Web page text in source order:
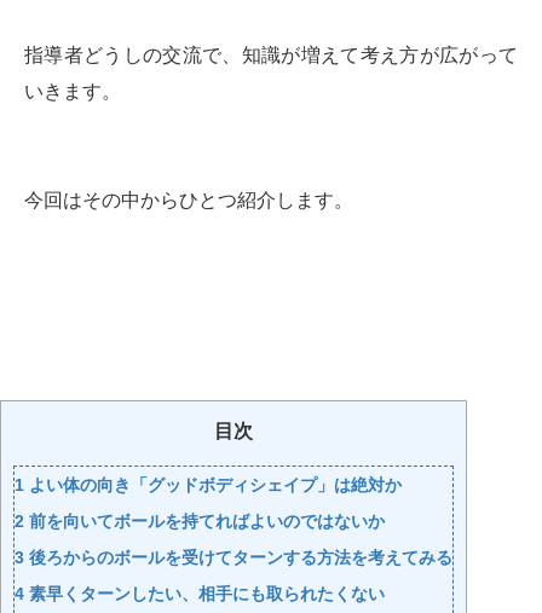
指導者どうしの交流で、知識が増えて考え方が広がって
いきます。
今回はその中からひとつ紹介します。
目次
1 よい体の向き「グッドボディシェイプ」は絶対か
2 前を向いてボールを持てればよいのではないか
3 後ろからのボールを受けてターンする方法を考えてみる
4 素早くターンしたい、相手にも取られたくない